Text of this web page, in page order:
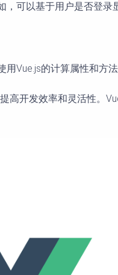
可以基于用户是否登
Vue.js的计算属性和
开发效率和灵活性。